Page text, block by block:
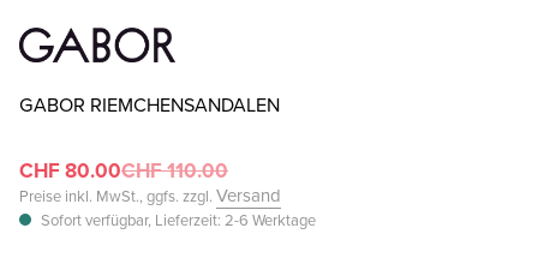
GABOR RIEMCHENSANDALEN
CHF 80.00CHF 110.00
Preise inkl. MwSt., ggfs. zzgl. Versand
Sofort verfügbar, Lieferzeit: 2-6 Werktage